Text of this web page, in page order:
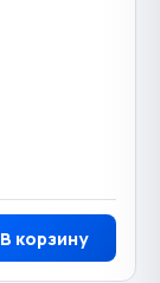
В корзину